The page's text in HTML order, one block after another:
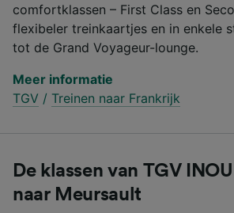
comfortklassen – First Class en
flexibeler treinkaartjes en in enkele
tot de Grand Voyageur-lounge.
Meer informatie
TGV / Treinen naar Frankrijk
De klassen van TGV
naar Meursault